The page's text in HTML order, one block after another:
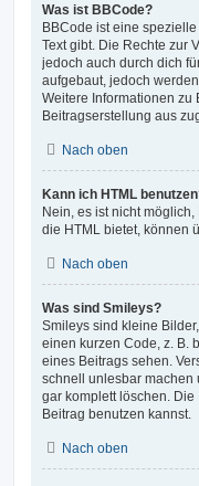
Was ist BBCode?
BBCode ist eine
Text gibt. Die Rechte zur
jedoch auch durch dich
aufgebaut, jedoch werden
Weitere Informationen zu
Beitragserstellung aus
Nach oben
Kann ich HTML
Nein, es ist nicht
die HTML bietet, können
Nach oben
Was sind Smileys?
Smileys sind kleine
einen kurzen Code, z. B.
eines Beitrags sehen.
schnell unlesbar machen
gar komplett löschen.
Beitrag benutzen kannst.
Nach oben